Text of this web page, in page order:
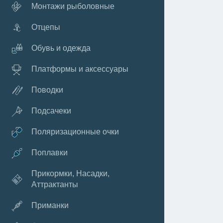
Монтажи рыболовные
Отцепы
Обувь и одежда
Платформы и аксессуары
Поводки
Подсачеки
Поляризационные очки
Поплавки
Прикормки, Насадки,
Аттрактанты
Приманки